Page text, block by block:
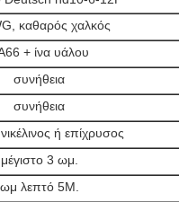
καθαρός χαλκός
+ ίνα υάλου
συνήθεια
συνήθεια
ή επίχρυσος
μέγιστο 3 ωμ.
ωμ λεπτό 5M.